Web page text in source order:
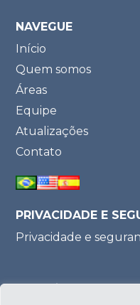
NAVEGUE
Início
Quem somos
Áreas
Equipe
Atualizações
Contato
PRIVACIDADE E
Privacidade e